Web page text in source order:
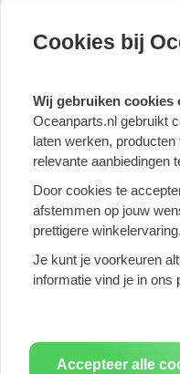
Cookies bij
Wij gebruiken cookies
Oceanparts.nl gebruikt
laten werken,
relevante aanbiedingen
Door cookies te
afstemmen op jouw
prettigere winkelervaring.
Je kunt je voorkeuren
informatie vind je in ons
Accepteer alle